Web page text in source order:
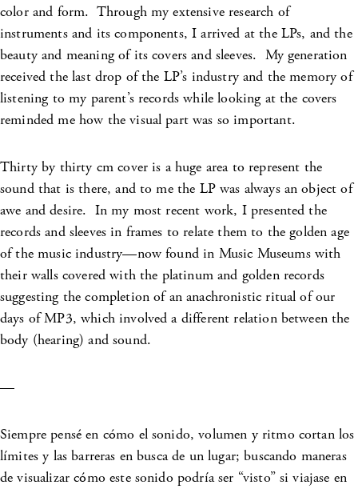
color and form. Through my extensive research of
instruments and its components, I arrived at the LPs, and the
beauty and meaning of its covers and sleeves. My generation
received the last drop of the LP’s industry and the memory of
listening to my parent’s records while looking at the covers
reminded me how the visual part was so important.
Thirty by thirty cm cover is a huge area to represent the
sound that is there, and to me the LP was always an object of
awe and desire. In my most recent work, I presented the
records and sleeves in frames to relate them to the golden age
of the music industry—now found in Music Museums with
their walls covered with the platinum and golden records
suggesting the completion of an anachronistic ritual of our
days of MP3, which involved a different relation between the
body (hearing) and sound.
—
Siempre pensé en cómo el sonido, volumen y ritmo cortan los
límites y las barreras en busca de un lugar; buscando maneras
de visualizar cómo este sonido podría ser “visto” si viajase en